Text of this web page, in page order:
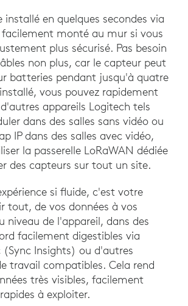
en quelques secondes via
monté au mur si vous
plus sécurisé. Pas besoin
non plus, car le capteur peut
batteries pendant jusqu'à quatre
vous pouvez rapidement
appareils Logitech tels
dans des salles sans vidéo ou
IP dans des salles avec vidéo,
la passerelle LoRaWAN dédiée
des capteurs sur tout un site.
si fluide, c'est votre
tout, de vos données à vos
niveau de l'appareil, dans des
facilement digestibles via
(Sync Insights) ou d'autres
travail compatibles. Cela rend
très visibles, facilement
à exploiter.